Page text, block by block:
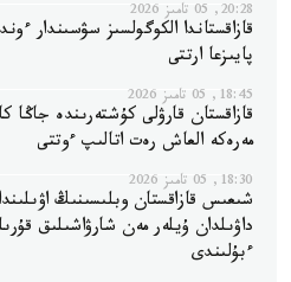
20:28, 05 تامىز 2026
پايىزعا ارتتى
18:45, 05 تامىز 2026
قازاقستان قارۋلى كۇشتەرىندە جاڭا
مەرەكە العاش رەت اتالىپ ءوتتى
18:30, 05 تامىز 2026
شىعىس قازاقستان وبلىسىنىڭ
داۋىلدان ۇيلەر مەن شارۋاشىلىق
ءبۇلىندى